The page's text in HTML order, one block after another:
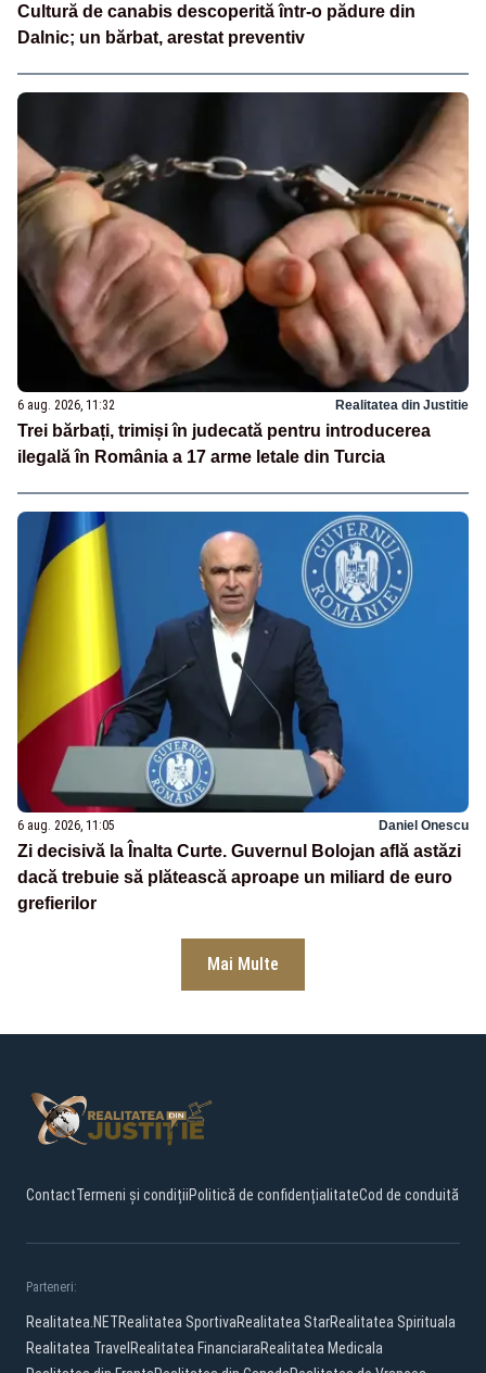
Cultură de canabis descoperită într-o pădure din
Dalnic; un bărbat, arestat preventiv
6 aug. 2026, 11:32 Realitatea din Justitie
Trei bărbați, trimiși în judecată pentru introducerea
ilegală în România a 17 arme letale din Turcia
6 aug. 2026, 11:05 Daniel Onescu
Zi decisivă la Înalta Curte. Guvernul Bolojan află astăzi
dacă trebuie să plătească aproape un miliard de euro
grefierilor
Mai Multe
ContactTermeni și condițiiPolitică de confidențialitateCod de conduită
Parteneri:
Realitatea.NETRealitatea SportivaRealitatea StarRealitatea Spirituala
Realitatea Travel Realitatea FinanciaraRealitatea Medicala